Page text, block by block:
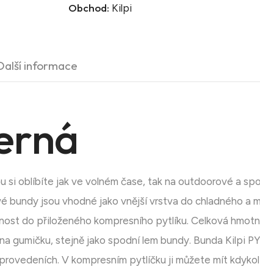
Obchod: Kilpi
informace
si oblíbíte jak ve volném čase, tak na outdoorové a
jsou vhodné jako vnější vrstva do chladného a
do přiloženého kompresního pytlíku. Celková
stejně jako spodní lem bundy. Bunda Kilpi
V kompresním pytlíčku ji můžete mít